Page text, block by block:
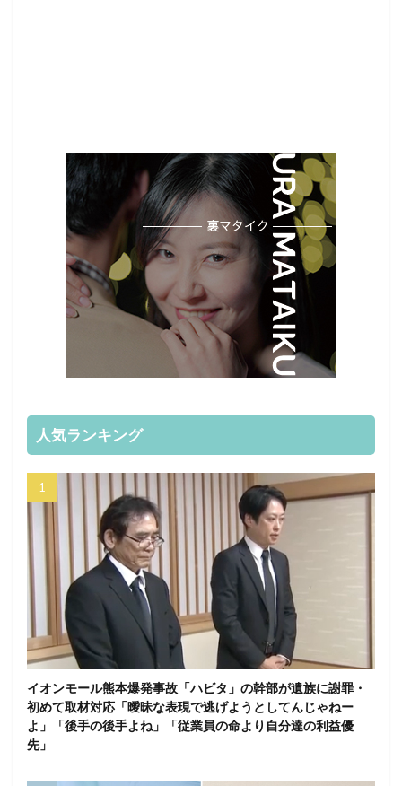
人気ランキング
イオンモール熊本爆発事故「ハビタ」の幹部が遺族に謝罪・
初めて取材対応「曖昧な表現で逃げようとしてんじゃねー
よ」「後手の後手よね」「従業員の命より自分達の利益優
先」